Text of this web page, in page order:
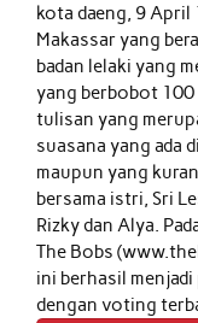
kota daeng, 9 April
Makassar yang
badan lelaki yang
yang berbobot 100
tulisan yang
suasana yang ada
maupun yang
bersama istri, Sri
Rizky dan Alya.
The Bobs
ini berhasil
dengan voting